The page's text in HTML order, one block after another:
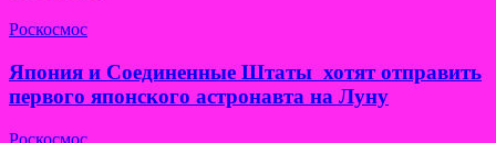
Роскосмос
Япония и Соединенные Штаты хотят отправить
первого японского астронавта на Луну
Роскосмос